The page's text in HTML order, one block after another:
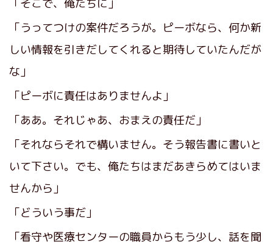
「そこで、俺たちに」
「うってつけの案件だろうが。ピーボなら、何か新
しい情報を引きだしてくれると期待していたんだが
な」
「ピーボに責任はありませんよ」
「ああ。それじゃあ、おまえの責任だ」
「それならそれで構いません。そう報告書に書いと
いて下さい。でも、俺たちはまだあきらめてはいま
せんから」
「どういう事だ」
「看守や医療センターの職員からもう少し、話を聞